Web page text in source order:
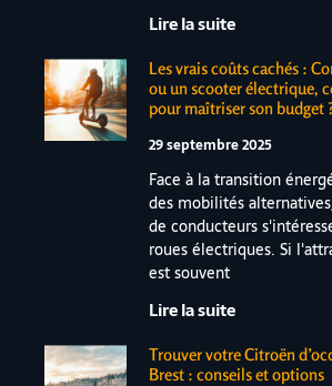
Lire la suite
Les vrais coûts cachés :
ou un scooter électrique,
pour maîtriser son budget
29 septembre 2025
Face à la transition
des mobilités
de conducteurs
roues électriques. Si
est souvent
Lire la suite
Trouver votre Citroën
Brest : conseils et options